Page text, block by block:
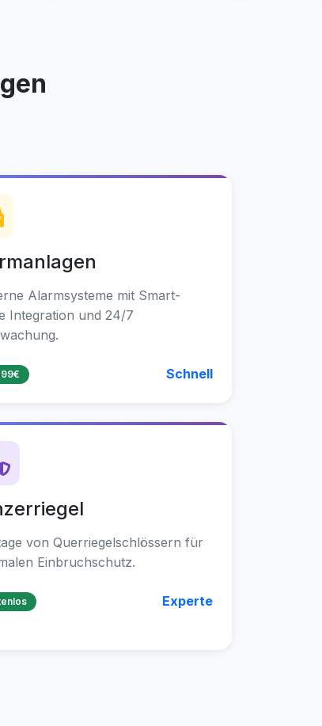
Alarmsysteme mit Smart-
Integration und 24/7
Schnell
von Querriegelschlössern für
Einbruchschutz.
Experte